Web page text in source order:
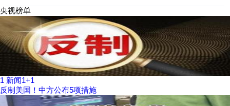
央视榜单
1 新闻1+1
反制美国！中方公布5项措施